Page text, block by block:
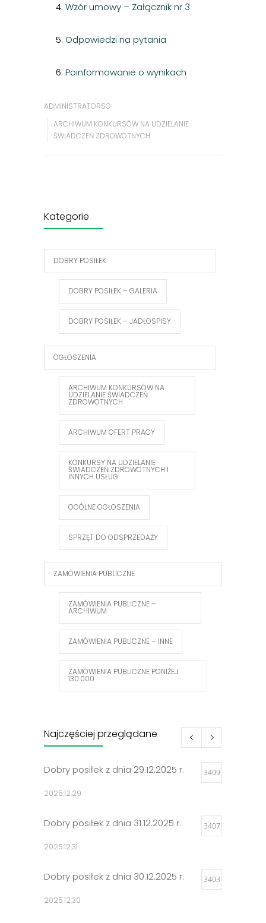
4. Wzór umowy – Załącznik nr 3
5. Odpowiedzi na pytania
6. Poinformowanie o wynikach
ADMINISTRATORSG
ARCHIWUM KONKURSÓW NA UDZIELANIE
ŚWIADCZEŃ ZDROWOTNYCH
Kategorie
DOBRY POSIŁEK
DOBRY POSIŁEK – GALERIA
DOBRY POSIŁEK – JADŁOSPISY
OGŁOSZENIA
ARCHIWUM KONKURSÓW NA
UDZIELANIE ŚWIADCZEŃ
ZDROWOTNYCH
ARCHIWUM OFERT PRACY
KONKURSY NA UDZIELANIE
ŚWIADCZEŃ ZDROWOTNYCH I
INNYCH USŁUG
OGÓLNE OGŁOSZENIA
SPRZĘT DO ODSPRZEDAŻY
ZAMÓWIENIA PUBLICZNE
ZAMÓWIENIA PUBLICZNE –
ARCHIWUM
ZAMÓWIENIA PUBLICZNE – INNE
ZAMÓWIENIA PUBLICZNE PONIŻEJ
130.000
Najczęściej przeglądane
Dobry posiłek z dnia 29.12.2025 r. 3409
2025.12.29
Dobry posiłek z dnia 31.12.2025 r. 3407
2025.12.31
Dobry posiłek z dnia 30.12.2025 r. 3403
2025.12.30